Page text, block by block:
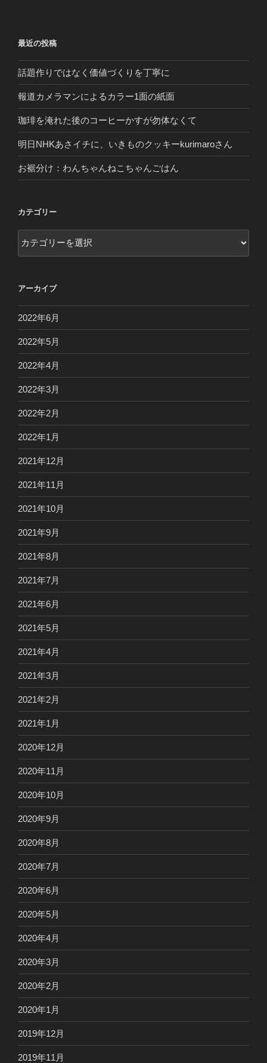
最近の投稿
話題作りではなく価値づくりを丁寧に
報道カメラマンによるカラー1面の紙面
珈琲を淹れた後のコーヒーかすが勿体なくて
明日NHKあさイチに、いきものクッキーkurimaroさん
お裾分け：わんちゃんねこちゃんごはん
カテゴリー
テ
ー
アーカイブ
2022年6月
2022年5月
2022年4月
2022年3月
2022年2月
2022年1月
2021年12月
2021年11月
2021年10月
2021年9月
2021年8月
2021年7月
2021年6月
2021年5月
2021年4月
2021年3月
2021年2月
2021年1月
2020年12月
2020年11月
2020年10月
2020年9月
2020年8月
2020年7月
2020年6月
2020年5月
2020年4月
2020年3月
2020年2月
2020年1月
2019年12月
2019年11月